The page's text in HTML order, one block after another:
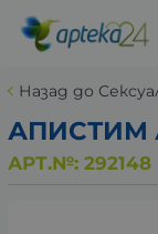
Назад до
АПИСТИМ
АРТ.№: 292148